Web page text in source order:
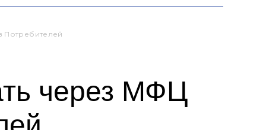
Потребителей
через МФЦ